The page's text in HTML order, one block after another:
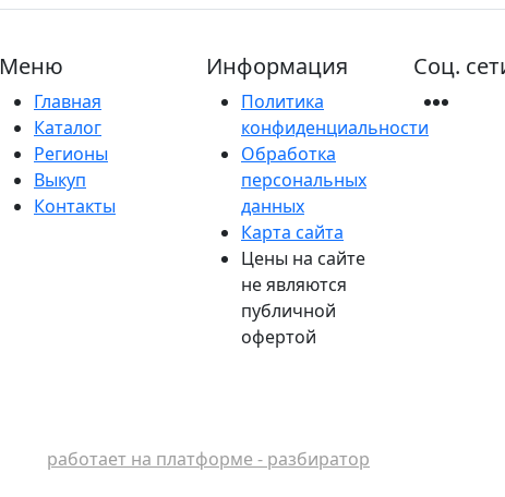
Меню
Главная
Каталог
Регионы
Выкуп
Контакты
Информация
Политика
конфиденциальности
Обработка
персональных
данных
Карта сайта
Цены на сайте
не являются
публичной
офертой
Соц.
работает на платформе - разбиратор